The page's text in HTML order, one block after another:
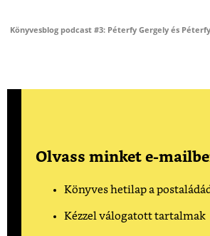
Könyvesblog podcast #3: Péterfy Gergely és
Olvass minket e-
Könyves hetilap a
Kézzel válogatott tartalmak